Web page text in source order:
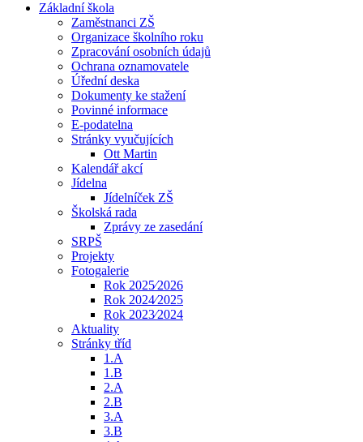
Základní škola
Zaměstnanci ZŠ
Organizace školního roku
Zpracování osobních údajů
Ochrana oznamovatele
Úřední deska
Dokumenty ke stažení
Povinné informace
E-podatelna
Stránky vyučujících
Ott Martin
Kalendář akcí
Jídelna
Jídelníček ZŠ
Školská rada
Zprávy ze zasedání
SRPŠ
Projekty
Fotogalerie
Rok 2025⁄2026
Rok 2024⁄2025
Rok 2023⁄2024
Aktuality
Stránky tříd
1.A
1.B
2.A
2.B
3.A
3.B